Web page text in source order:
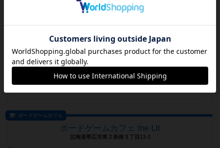
遊べるボードゲーム 660個
札幌中心部にあるボードゲームプレイスペースです。
ボードゲームカフェ
ボードゲームカフェ the Lit
北海道帯広市東２条南３丁目11-1